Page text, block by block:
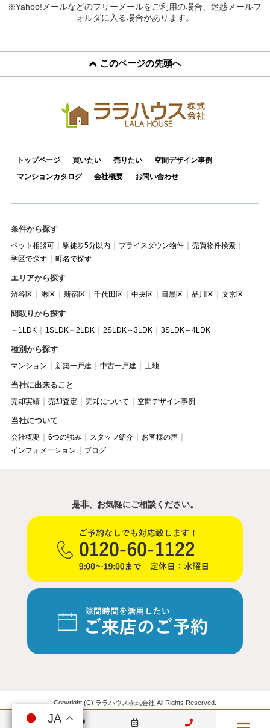
JA
JA
※Yahoo!メールなどのフリーメールをご利用の場合、迷惑メールフ
ォルダに入る場合があります。
このページの先頭へ
トップページ 買いたい 売りたい
空間デザイン事例
マンションカタログ
会社概要 お問い合わせ
条件から探す
ペット相談可 駅徒歩5分以内 プライスダウン物件
売買物件検索
学区で探す
町名で探す
エリアから探す
渋谷区 港区 新宿区 千代田区 中央区 目黒区 品川区 文京区
間取りから探す
～1LDK 1SLDK～2LDK 2SLDK～3LDK 3SLDK～4LDK
種別から探す
マンション 新築一戸建 中古一戸建 土地
当社に出来ること
売却実績 売却査定 売却について 空間デザイン事例
当社について
会社概要 6つの強み スタッフ紹介
お客様の声
インフォメーション
ブログ
是非、お気軽にご相談ください。
Copyright (C) ララハウス株式会社 All Rights Reserved.
JA
JA